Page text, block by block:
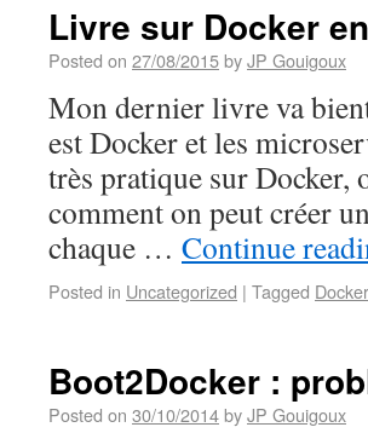
Livre sur Docker
Posted on 27/08/2015byJP Gouigoux
Mon dernier livre va
est Docker et les
très pratique sur Docker,
comment on peut créer
chaque … Continue
Posted in Uncategorized | Tagged Docker
Boot2Docker :
Posted on 30/10/2014byJP Gouigoux